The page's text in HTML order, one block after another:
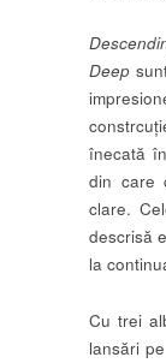
Deep
înecată
din care
clare.
descrisă
la
Cu trei
lansări